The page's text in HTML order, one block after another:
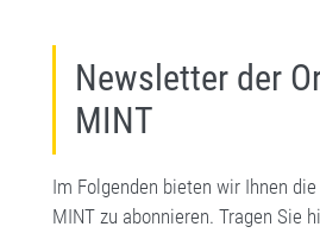
Newsletter der
MINT
Im Folgenden bieten wir Ihnen
MINT zu abonnieren. Tragen Sie